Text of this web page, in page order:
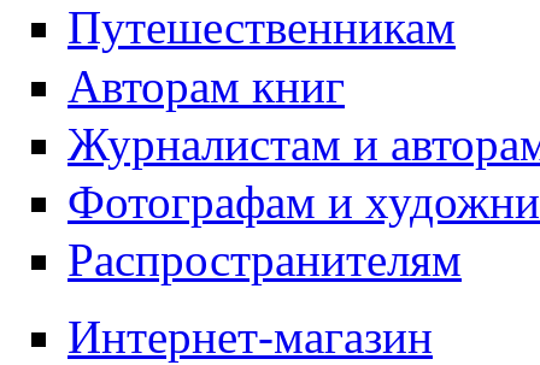
Путешественникам
Авторам книг
Журналистам и
Фотографам и
Распространителям
Интернет-магазин